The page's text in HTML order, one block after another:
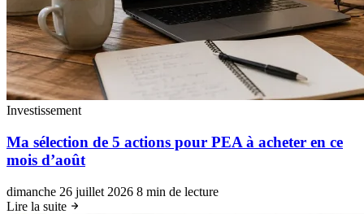
Investissement
Ma sélection de 5 actions pour PEA à acheter en ce
mois d’août
dimanche 26 juillet 2026 8 min de lecture
Lire la suite